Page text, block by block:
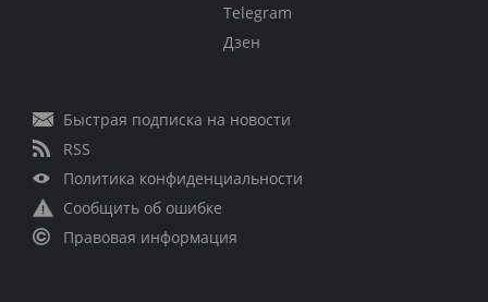
Telegram
Дзен
Быстрая подписка на новости
RSS
Политика конфиденциальности
Сообщить об ошибке
Правовая информация